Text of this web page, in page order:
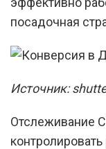
посадочная
Источник:
Отслеживание